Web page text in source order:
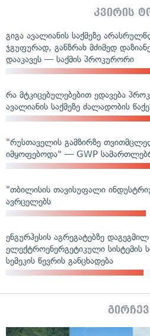
კვირის
გიგა ავალიანის საქმეზე
ჯგუფურად, განზრახ მძიმედ
დააკავეს — საქმის პროკურორი
რა მტკიცებულებებით ედავება
ავალიანის საქმეზე ძალადობის
"რუსთაველის გამზირზე
იმყოფებოდა" — GWP
"თბილისის თავისუფალი
ავრცელებს
ენგურჰესის აგრეგატებზე
ელექტროენერგეტიკული სისტემის
სემეკის წევრის განცხადება